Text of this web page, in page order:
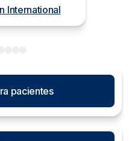
International
pacientes